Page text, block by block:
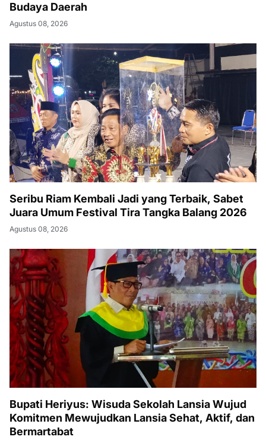
Budaya Daerah
Agustus 08, 2026
Seribu Riam Kembali Jadi yang Terbaik, Sabet
Juara Umum Festival Tira Tangka Balang 2026
Agustus 08, 2026
Bupati Heriyus: Wisuda Sekolah Lansia Wujud
Komitmen Mewujudkan Lansia Sehat, Aktif, dan
Bermartabat